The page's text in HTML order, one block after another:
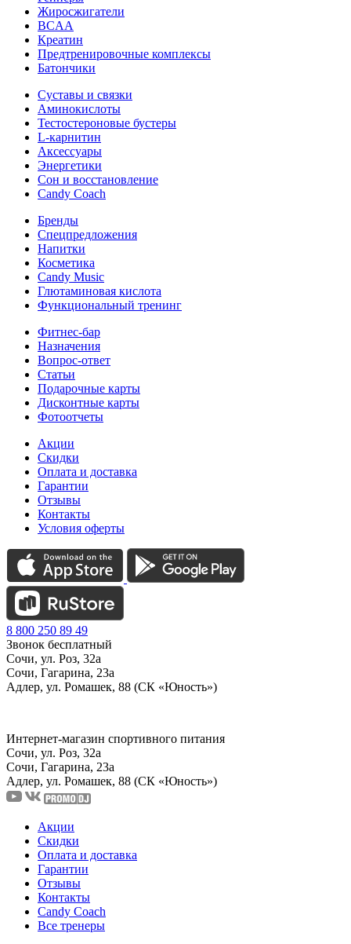
Жиросжигатели
BCAA
Креатин
Предтренировочные комплексы
Батончики
Суставы и связки
Аминокислоты
Тестостероновые бустеры
L-карнитин
Аксессуары
Энергетики
Сон и восстановление
Candy Coach
Бренды
Спецпредложения
Напитки
Косметика
Candy Music
Глютаминовая кислота
Функциональный тренинг
Фитнес-бар
Назначения
Вопрос-ответ
Статьи
Подарочные карты
Дисконтные карты
Фотоотчеты
Акции
Скидки
Оплата и доставка
Гарантии
Отзывы
Контакты
Условия оферты
8 800 250 89 49
Звонок бесплатный
Сочи, ул. Роз, 32а
Сочи, Гагарина, 23а
Адлер, ул. Ромашек, 88 (СК «Юность»)
Интернет-магазин спортивного питания
Сочи, ул. Роз, 32а
Сочи, Гагарина, 23а
Адлер, ул. Ромашек, 88 (СК «Юность»)
Акции
Скидки
Оплата и доставка
Гарантии
Отзывы
Контакты
Candy Coach
Все тренеры